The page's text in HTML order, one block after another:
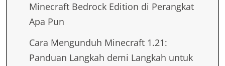
Minecraft Bedrock Edition di Perangkat
Apa Pun
Cara Mengunduh Minecraft 1.21:
Panduan Langkah demi Langkah untuk